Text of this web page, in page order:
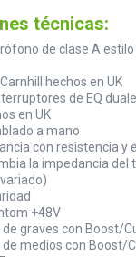
técnicas:
de clase A
hechos en UK
de EQ
en UK
a mano
con resistencia y
la impedancia del
+48V
graves con Boost/
medios con Boost/